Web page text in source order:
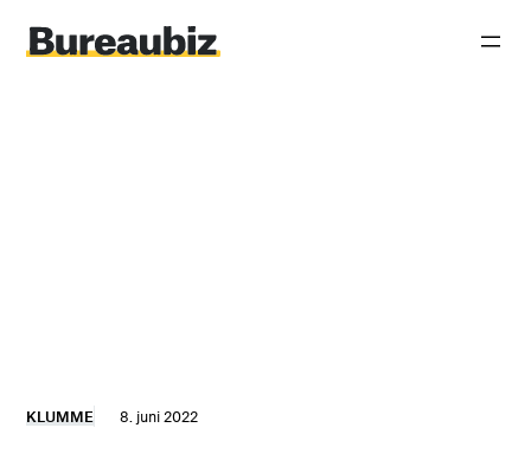
indhold
KLUMME 8. juni 2022